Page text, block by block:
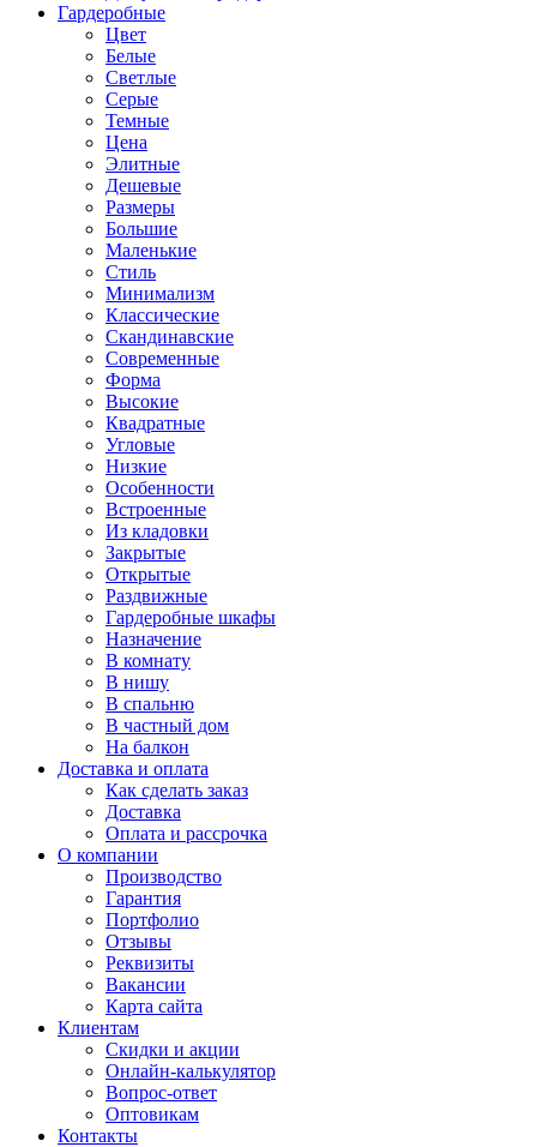
Гардеробные
Цвет
Белые
Светлые
Серые
Темные
Цена
Элитные
Дешевые
Размеры
Большие
Маленькие
Стиль
Минимализм
Классические
Скандинавские
Современные
Форма
Высокие
Квадратные
Угловые
Низкие
Особенности
Встроенные
Из кладовки
Закрытые
Открытые
Раздвижные
Гардеробные шкафы
Назначение
В комнату
В нишу
В спальню
В частный дом
На балкон
Доставка и оплата
Как сделать заказ
Доставка
Оплата и рассрочка
О компании
Производство
Гарантия
Портфолио
Отзывы
Реквизиты
Вакансии
Карта сайта
Клиентам
Скидки и акции
Онлайн-калькулятор
Вопрос-ответ
Оптовикам
Контакты